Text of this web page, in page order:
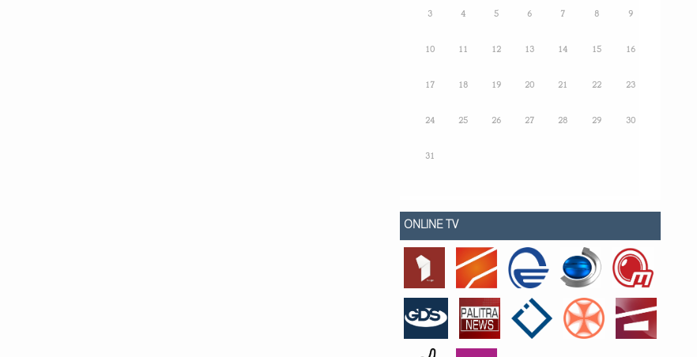
3 4 5 6 7 8 9
10 11 12 13 14 15 16
17 18 19 20 21 22 23
24 25 26 27 28 29 30
31
ONLINE TV